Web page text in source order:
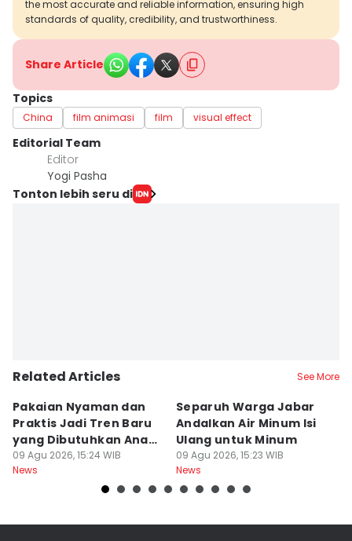
the most accurate and reliable information, ensuring high
standards of quality, credibility, and trustworthiness.
Share Article
Topics
China film animasi film visual effect
Editorial Team
Editor
Yogi Pasha
Tonton lebih seru di
Related Articles See More
Pakaian Nyaman dan
Praktis Jadi Tren Baru
yang Dibutuhkan Anak
Muda
09 Agu 2026, 15:24 WIB
News
Separuh Warga Jabar
Andalkan Air Minum Isi
Ulang untuk Minum
09 Agu 2026, 15:23 WIB
News